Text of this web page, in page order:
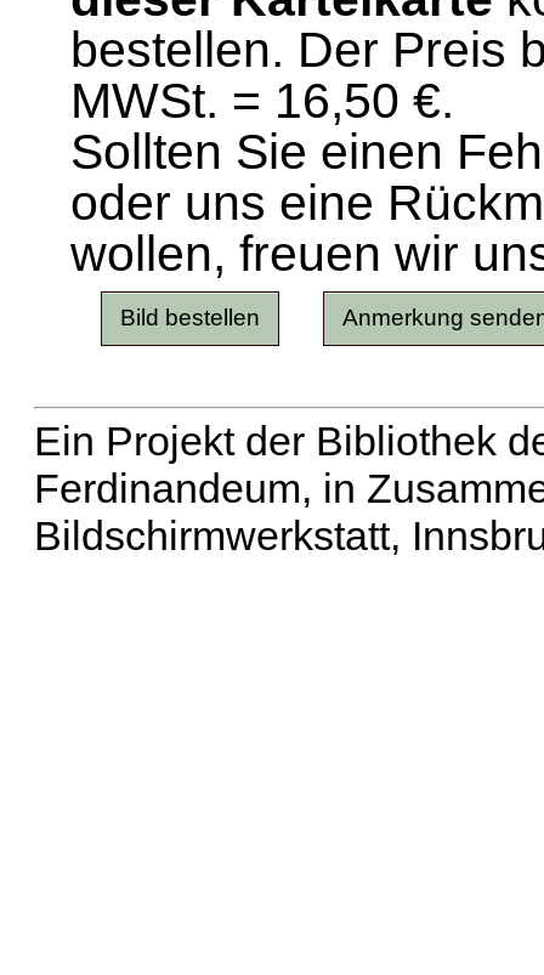
bestellen. Der Preis
MWSt. = 16,50 €.
Sollten Sie einen
oder uns eine
wollen, freuen wir
Ein Projekt der Bibliothek
Ferdinandeum, in
Bildschirmwerkstatt,